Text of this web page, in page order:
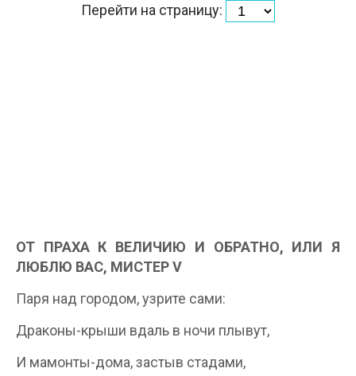
Перейти на страницу:
ОТ ПРАХА К ВЕЛИЧИЮ И ОБРАТНО, ИЛИ Я
ЛЮБЛЮ ВАС, МИСТЕР V
Паря над городом, узрите сами:
Драконы-крыши вдаль в ночи плывут,
И мамонты-дома, застыв стадами,